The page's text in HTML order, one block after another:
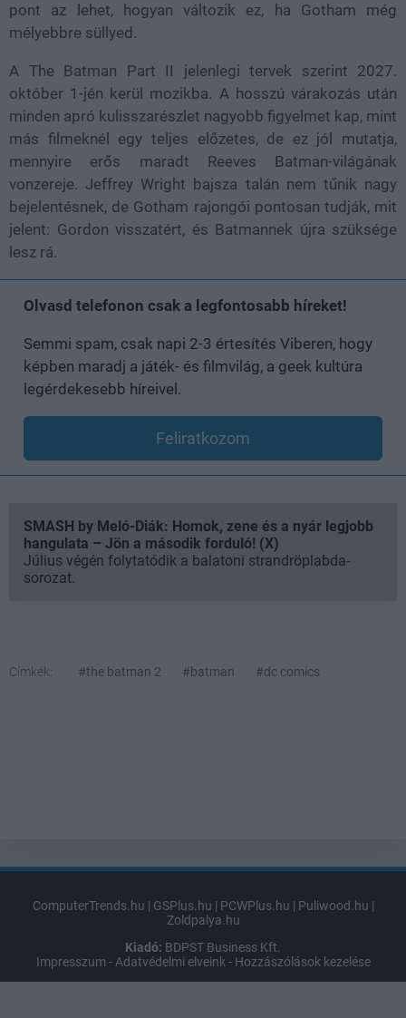
pont az lehet, hogyan változik ez, ha Gotham még
mélyebbre süllyed.
A The Batman Part II jelenlegi tervek szerint 2027.
október 1-jén kerül mozikba. A hosszú várakozás után
minden apró kulisszarészlet nagyobb figyelmet kap, mint
más filmeknél egy teljes előzetes, de ez jól mutatja,
mennyire erős maradt Reeves Batman-világának
vonzereje. Jeffrey Wright bajsza talán nem tűnik nagy
bejelentésnek, de Gotham rajongói pontosan tudják, mit
jelent: Gordon visszatért, és Batmannek újra szüksége
lesz rá.
Olvasd telefonon csak a legfontosabb híreket!
Semmi spam, csak napi 2-3 értesítés Viberen, hogy
képben maradj a játék- és filmvilág, a geek kultúra
legérdekesebb híreivel.
Feliratkozom
SMASH by Meló-Diák: Homok, zene és a nyár legjobb
hangulata – Jön a második forduló! (X)
Július végén folytatódik a balatoni strandröplabda-
sorozat.
Címkék: #the batman 2 #batman #dc comics
ComputerTrends.hu | GSPlus.hu | PCWPlus.hu | Puliwood.hu |
Zoldpalya.hu
Kiadó: BDPST Business Kft.
Impresszum -Adatvédelmi elveink- Hozzászólások kezelése